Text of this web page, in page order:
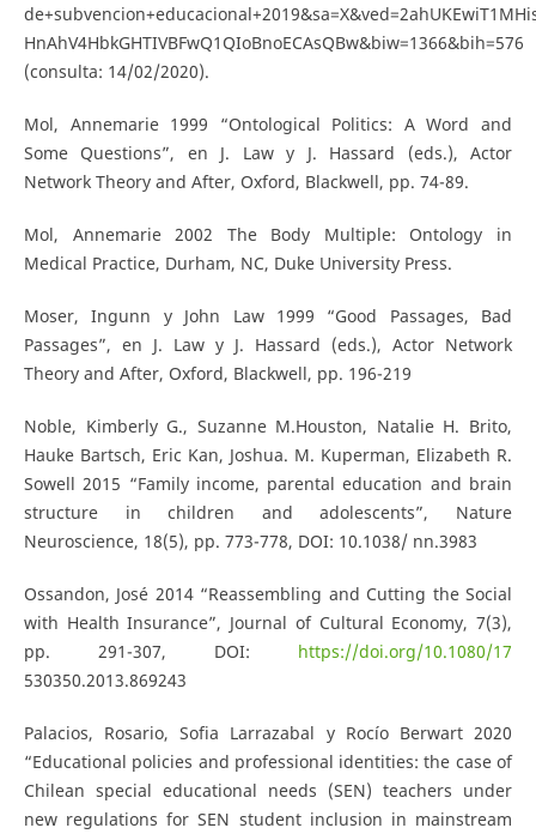
HnAhV4HbkGHTIVBFwQ1QIoBnoECAsQBw&biw=1366&bih=576
(consulta: 14/02/2020).
Mol, Annemarie 1999 “Ontological Politics: A Word and
Some Questions”, en J. Law y J. Hassard (eds.), Actor
Network Theory and After, Oxford, Blackwell, pp. 74-89.
Mol, Annemarie 2002 The Body Multiple: Ontology in
Medical Practice, Durham, NC, Duke University Press.
Moser, Ingunn y John Law 1999 “Good Passages, Bad
Passages”, en J. Law y J. Hassard (eds.), Actor Network
Theory and After, Oxford, Blackwell, pp. 196-219
Noble, Kimberly G., Suzanne M.Houston, Natalie H. Brito,
Hauke Bartsch, Eric Kan, Joshua. M. Kuperman, Elizabeth R.
Sowell 2015 “Family income, parental education and brain
structure in children and adolescents”, Nature
Neuroscience, 18(5), pp. 773-778, DOI: 10.1038/ nn.3983
Ossandon, José 2014 “Reassembling and Cutting the Social
with Health Insurance”, Journal of Cultural Economy, 7(3),
pp. 291-307, DOI: https://doi.org/10.1080/17
530350.2013.869243
Palacios, Rosario, Sofia Larrazabal y Rocío Berwart 2020
“Educational policies and professional identities: the case of
Chilean special educational needs (SEN) teachers under
new regulations for SEN student inclusion in mainstream